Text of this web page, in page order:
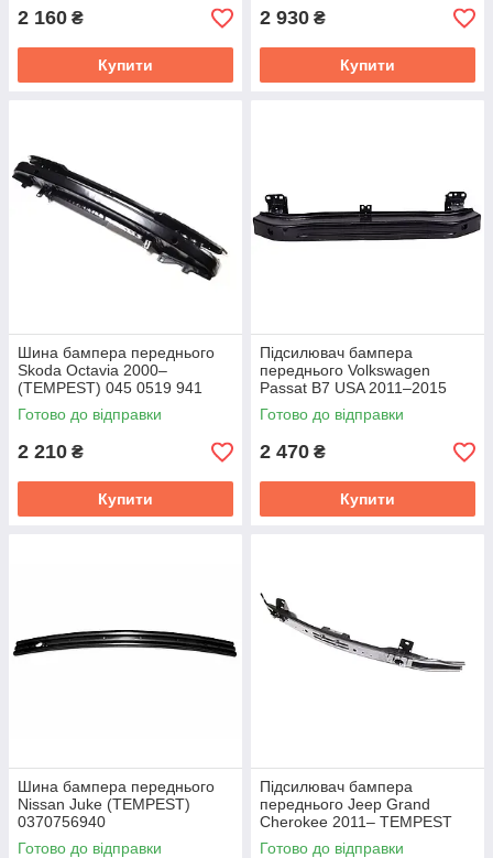
2 160 ₴
Купити
2 930 ₴
Купити
Шина бампера переднього
Skoda Octavia 2000–
(TEMPEST) 045 0519 941
Готово до відправки
2 210 ₴
Купити
Підсилювач бампера
переднього Volkswagen
Passat B7 USA 2011–2015
TEMPEST 0514629940C
Готово до відправки
2 470 ₴
Купити
Шина бампера переднього
Nissan Juke (TEMPEST)
0370756940
Готово до відправки
Підсилювач бампера
переднього Jeep Grand
Cherokee 2011– TEMPEST
0304786941
Готово до відправки